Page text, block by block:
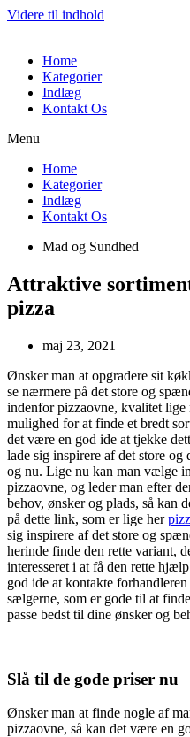
Videre til indhold
Home
Kategorier
Indlæg
Kontakt Os
Menu
Home
Kategorier
Indlæg
Kontakt Os
Mad og Sundhed
Attraktive
pizza
maj 23, 2021
Ønsker man at opgradere sit
se nærmere på det store og
indenfor pizzaovne, kvalitet lige
mulighed for at finde et bredt
det være en god ide at tjekke
lade sig inspirere af det store
og nu. Lige nu kan man vælge
pizzaovne, og leder man efter
behov, ønsker og plads, så kan
på dette link, som er lige her
sig inspirere af det store og
herinde finde den rette variant,
interesseret i at få den rette
god ide at kontakte
sælgerne, som er gode til at
passe bedst til dine ønsker og
Slå til de gode priser nu
Ønsker man at finde nogle af
pizzaovne, så kan det være en